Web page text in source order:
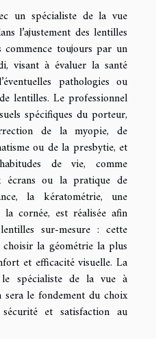
un spécialiste de la vue
l’ajustement des lentilles
toujours par un
visant à évaluer la santé
pathologies ou
lentilles. Le professionnel
spécifiques du porteur,
de la myopie, de
ou de la presbytie, et
de vie, comme
écrans ou la pratique de
la kératométrie, une
cornée, est réalisée afin
sur-mesure : cette
la géométrie la plus
et efficacité visuelle. La
spécialiste de la vue à
sera le fondement du choix
et satisfaction au